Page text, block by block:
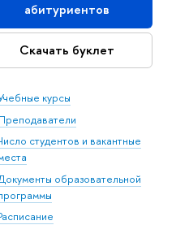
абитуриентов
Скачать буклет
курсы
студентов и вакантные
образовательной